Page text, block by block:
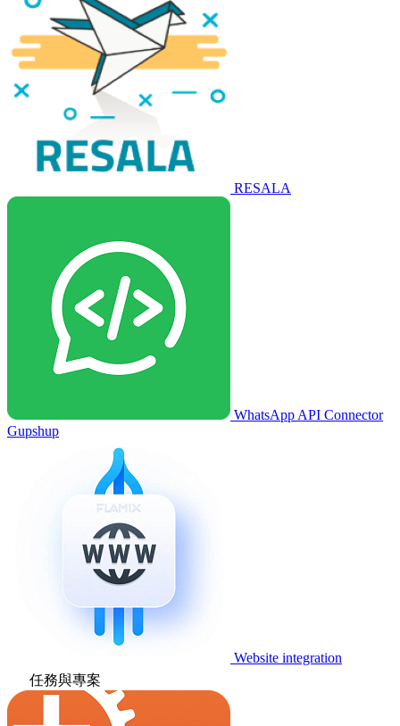
RESALA
WhatsApp API Connector
Gupshup
Website integration
任務與專案